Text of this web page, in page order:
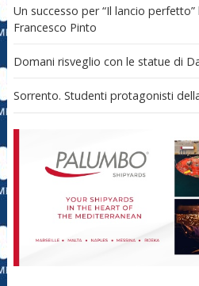
Un successo per “Il lancio
Francesco Pinto
Domani risveglio con le statue di
Sorrento. Studenti protagonisti